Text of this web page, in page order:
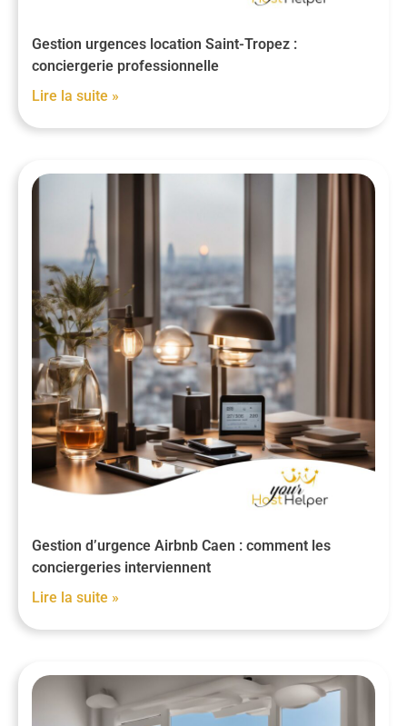
Gestion urgences location Saint-Tropez :
conciergerie professionnelle
Lire la suite »
Gestion d’urgence Airbnb Caen : comment les
conciergeries interviennent
Lire la suite »